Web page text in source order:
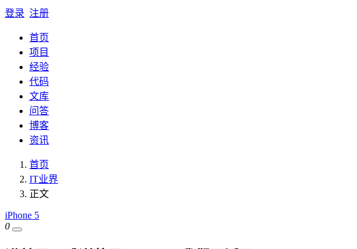
登录 注册
首页
项目
经验
代码
文库
问答
博客
资讯
首页
IT业界
正文
iPhone 5
0